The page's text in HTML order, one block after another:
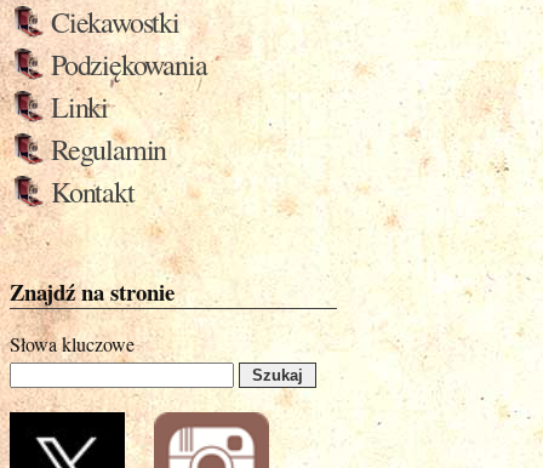
Ciekawostki
Podziękowania
Linki
Regulamin
Kontakt
Znajdź na stronie
Słowa kluczowe